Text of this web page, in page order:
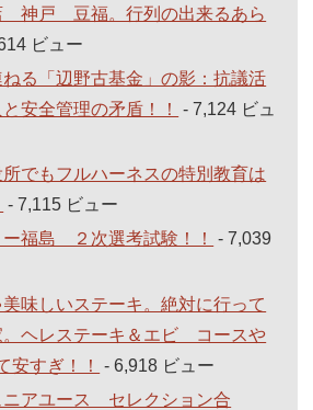
神戸 豆福。行列の出来るあら
ビュー
る「辺野古基金」の影：抗議活
安全管理の矛盾！！
- 7,124 ビュ
でもフルハーネスの特別教育は
- 7,115 ビュー
ー福島 ２次選考試験！！
- 7,039
美味しいステーキ。絶対に行って
。ヘレステーキ＆エビ コースや
安すぎ！！
- 6,918 ビュー
ニアユース セレクション合